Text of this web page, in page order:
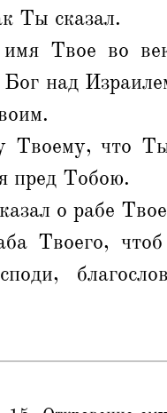
Ты сказал.
Твое во
над
что
пред Тобою.
о рабе
Твоего,